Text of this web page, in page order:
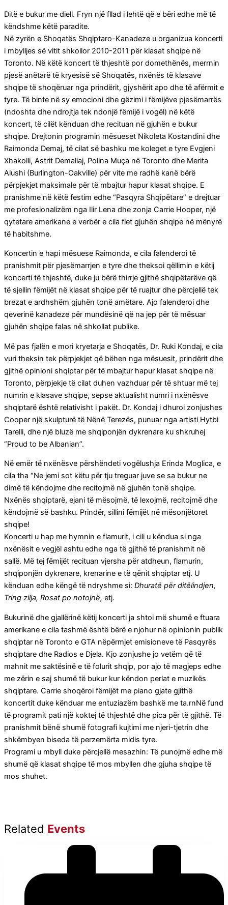
Ditë e bukur me diell. Fryn një fllad i lehtë që e bëri edhe më të
këndshme këtë paradite.
Në zyrën e Shoqatës Shqiptaro-Kanadeze u organizua koncerti
i mbylljes së vitit shkollor 2010-2011 për klasat shqipe në
Toronto. Në këtë koncert të thjeshtë por domethënës, merrnin
pjesë anëtarë të kryesisë së Shoqatës, nxënës të klasave
shqipe të shoqëruar nga prindërit, gjyshërit apo dhe të afërmit e
tyre. Të binte në sy emocioni dhe gëzimi i fëmijëve pjesëmarrës
(ndoshta dhe ndrojtja tek ndonjë fëmijë i vogël) në këtë
koncert, të cilët kënduan dhe recituan në gjuhën e bukur
shqipe. Drejtonin programin mësueset Nikoleta Kostandini dhe
Raimonda Demaj, të cilat së bashku me koleget e tyre Evgjeni
Xhakolli, Astrit Demaliaj, Polina Muça në Toronto dhe Merita
Alushi (Burlington-Oakville) për vite me radhë kanë bërë
përpjekjet maksimale për të mbajtur hapur klasat shqipe. E
pranishme në këtë festim edhe “Pasqyra Shqipëtare” e drejtuar
me profesionalizëm nga Ilir Lena dhe zonja Carrie Hooper, një
qytetare amerikane e verbër e cila flet gjuhën shqipe në mënyrë
të habitshme.
Koncertin e hapi mësuese Raimonda, e cila falenderoi të
pranishmit për pjesëmarrjen e tyre dhe theksoi qëllimin e këtij
koncerti të thjeshtë, duke ju bërë thirrje gjithë shqipëtarëve që
të sjellin fëmijët në klasat shqipe për të ruajtur dhe përcjellë tek
brezat e ardhshëm gjuhën tonë amëtare. Ajo falenderoi dhe
qeverinë kanadeze për mundësinë që na jep për të mësuar
gjuhën shqipe falas në shkollat publike.
Më pas fjalën e mori kryetarja e Shoqatës, Dr. Ruki Kondaj, e cila
vuri theksin tek përpjekjet që bëhen nga mësuesit, prindërit dhe
gjithë opinioni shqiptar për të mbajtur hapur klasat shqipe në
Toronto, përpjekje të cilat duhen vazhduar për të shtuar më tej
numrin e klasave shqipe, sepse aktualisht numri i nxënësve
shqiptarë është relativisht i pakët. Dr. Kondaj i dhuroi zonjushes
Cooper një skulpturë të Nënë Terezës, punuar nga artisti Hytbi
Tarelli, dhe një bluzë me shqiponjën dykrenare ku shkruhej
“Proud to be Albanian”.
Në emër të nxënësve përshëndeti vogëlushja Erinda Moglica, e
cila tha “Ne jemi sot këtu për tju treguar juve se sa bukur ne
dimë të këndojme dhe recitojmë në gjuhën tonë shqipe.
Nxënës shqiptarë, ejani të mësojmë, të lexojmë, recitojmë dhe
këndojmë së bashku. Prindër, sillini fëmijët në mësonjëtoret
shqipe!
Koncerti u hap me hymnin e flamurit, i cili u këndua si nga
nxënësit e vegjël ashtu edhe nga të gjithë të pranishmit në
sallë. Më tej fëmijët recituan vjersha për atdheun, flamurin,
shqiponjën dykrenare, krenarine e të qënit shqiptar etj. U
kënduan edhe këngë të ndryshme si: Dhuratë për ditëlindjen,
Tring zilja, Rosat po notojnë, etj.
Bukurinë dhe gjallërinë këtij koncerti ja shtoi më shumë e ftuara
amerikane e cila tashmë është bërë e njohur në opinionin publik
shqiptar në Toronto e GTA nëpërmjet emisioneve të Pasqyrës
shqiptare dhe Radios e Djela. Kjo zonjushe jo vetëm që të
mahnit me saktësinë e të folurit shqip, por ajo të magjeps edhe
me zërin e saj shumë të bukur kur këndon perlat e muzikës
shqiptare. Carrie shoqëroi fëmijët me piano gjate gjithë
koncertit duke kënduar me entuziazëm bashkë me ta.rnNë fund
të programit pati një koktej të thjeshtë dhe pica për të gjithë. Të
pranishmit bënë shumë fotografi kujtimi me njeri-tjetrin dhe
shkëmbyen biseda të perzemërta midis tyre.
Programi u mbyll duke përcjellë mesazhin: Të punojmë edhe më
shumë që klasat shqipe të mos mbyllen dhe gjuha shqipe të
mos shuhet.
Related Events